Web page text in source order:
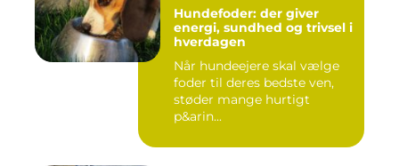
Hundefoder: der giver
energi, sundhed og trivsel i
hverdagen
Når hundeejere skal vælge
foder til deres bedste ven,
støder mange hurtigt
p&arin...